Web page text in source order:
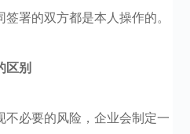
署的双方都是本人操作的。
区别
不必要的风险，企业会制定一